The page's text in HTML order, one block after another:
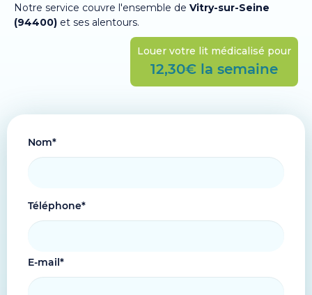
Notre service couvre l'ensemble de Vitry-sur-Seine
(94400) et ses alentours.
Louer votre lit médicalisé pour
12,30€ la semaine
Nom*
Téléphone*
E-mail*